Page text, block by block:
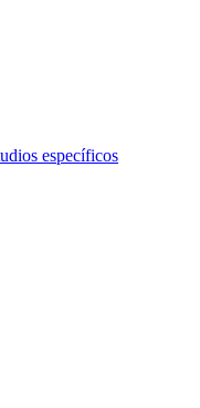
específicos